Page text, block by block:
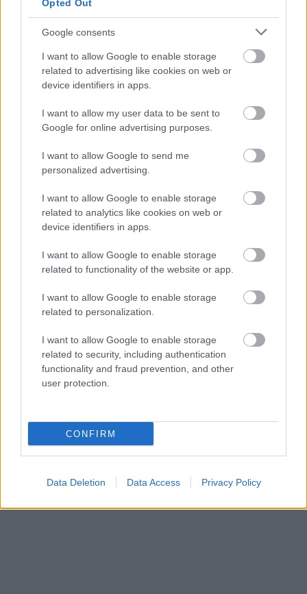
Opted Out
Google consents
I want to allow Google to enable storage
related to advertising like cookies on web or
device identifiers in apps.
I want to allow my user data to be sent to
Google for online advertising purposes.
I want to allow Google to send me
personalized advertising.
I want to allow Google to enable storage
related to analytics like cookies on web or
device identifiers in apps.
I want to allow Google to enable storage
related to functionality of the website or app.
I want to allow Google to enable storage
related to personalization.
I want to allow Google to enable storage
related to security, including authentication
functionality and fraud prevention, and other
user protection.
CONFIRM
Data Deletion Data Access Privacy Policy